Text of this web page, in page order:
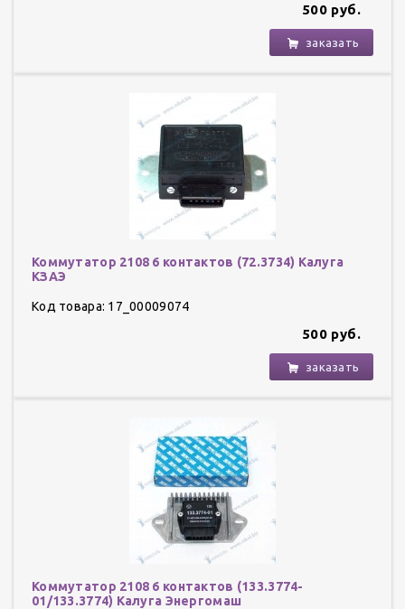
500 руб.
заказать
Коммутатор 2108 6 контактов (72.3734) Калуга
КЗАЭ
Код товара: 17_00009074
500 руб.
заказать
Коммутатор 2108 6 контактов (133.3774-
01/133.3774) Калуга Энергомаш